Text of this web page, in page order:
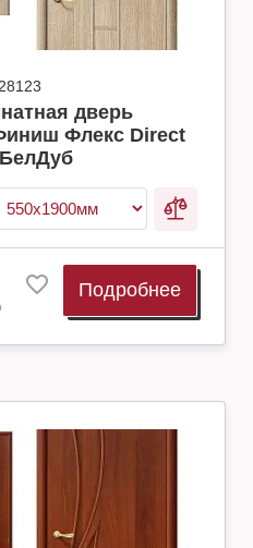
дверь
Флекс Direct
Подробнее